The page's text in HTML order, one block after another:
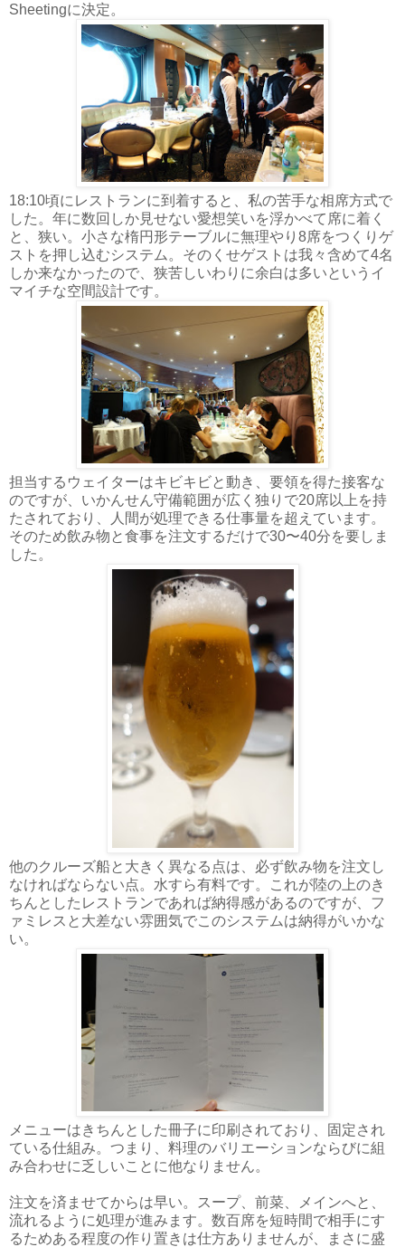
Sheetingに決定。
18:10頃にレストランに到着すると、私の苦手な相席方式で
した。年に数回しか見せない愛想笑いを浮かべて席に着く
と、狭い。小さな楕円形テーブルに無理やり8席をつくりゲ
ストを押し込むシステム。そのくせゲストは我々含めて4名
しか来なかったので、狭苦しいわりに余白は多いというイ
マイチな空間設計です。
担当するウェイターはキビキビと動き、要領を得た接客な
のですが、いかんせん守備範囲が広く独りで20席以上を持
たされており、人間が処理できる仕事量を超えています。
そのため飲み物と食事を注文するだけで30〜40分を要しま
した。
他のクルーズ船と大きく異なる点は、必ず飲み物を注文し
なければならない点。水すら有料です。これが陸の上のき
ちんとしたレストランであれば納得感があるのですが、フ
ァミレスと大差ない雰囲気でこのシステムは納得がいかな
い。
メニューはきちんとした冊子に印刷されており、固定され
ている仕組み。つまり、料理のバリエーションならびに組
み合わせに乏しいことに他なりません。
注文を済ませてからは早い。スープ、前菜、メインへと、
流れるように処理が進みます。数百席を短時間で相手にす
るためある程度の作り置きは仕方ありませんが、まさに盛